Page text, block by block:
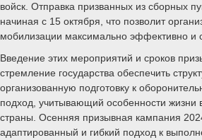
войск. Отправка призванных из сборных
начиная с 15 октября, что позволит
мобилизации максимально эффективно и
Введение этих мероприятий и сроков
стремление государства обеспечить
организованную подготовку к
подход, учитывающий особенности жизни
страны. Осенняя призывная кампания
адаптированный и гибкий подход к